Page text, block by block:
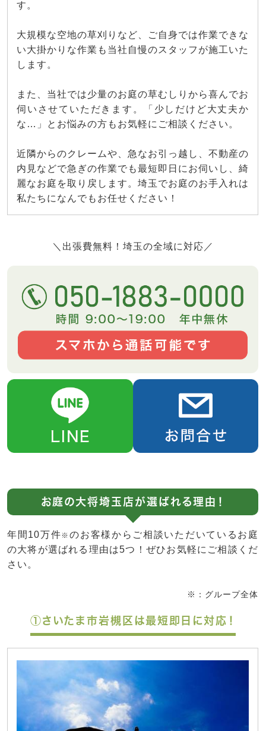
す。
大規模な空地の草刈りなど、ご自身では作業できな
い大掛かりな作業も当社自慢のスタッフが施工いた
します。
また、当社では少量のお庭の草むしりから喜んでお
伺いさせていただきます。「少しだけど大丈夫か
な…」とお悩みの方もお気軽にご相談ください。
近隣からのクレームや、急なお引っ越し、不動産の
内見などで急ぎの作業でも最短即日にお伺いし、綺
麗なお庭を取り戻します。埼玉でお庭のお手入れは
私たちになんでもお任せください！
＼出張費無料！埼玉の全域に対応／
お庭の大将埼玉店が選ばれる理由！
年間10万件※のお客様からご相談いただいているお庭
の大将が選ばれる理由は5つ！ぜひお気軽にご相談くだ
さい。
※：グループ全体
①さいたま市岩槻区は最短即日に対応！